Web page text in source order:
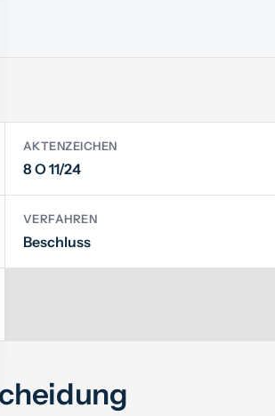
AKTENZEICHEN
8 O 11/24
VERFAHREN
Beschluss